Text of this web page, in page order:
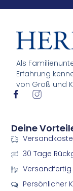
Als
Erfahrung
von Groß und
I
-
f
a
c
e
b
o
I
-
i
n
s
t
g
Deine
30 Tage
Versandfertig
Persönlicher